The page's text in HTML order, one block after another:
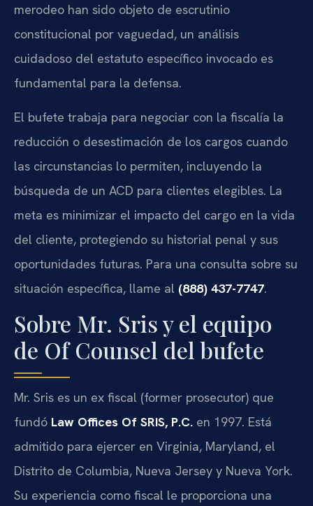
merodeo han sido objeto de escrutinio
constitucional por vaguedad, un análisis
cuidadoso del estatuto específico invocado es
fundamental para la defensa.
El bufete trabaja para negociar con la fiscalía la
reducción o desestimación de los cargos cuando
las circunstancias lo permiten, incluyendo la
búsqueda de un ACD para clientes elegibles. La
meta es minimizar el impacto del cargo en la vida
del cliente, protegiendo su historial penal y sus
oportunidades futuras. Para una consulta sobre su
situación específica, llame al (888) 437-7747.
Sobre Mr. Sris y el equipo
de Of Counsel del bufete
Mr. Sris es un ex fiscal (former prosecutor) que
fundó Law Offices Of SRIS, P.C. en 1997. Está
admitido para ejercer en Virginia, Maryland, el
Distrito de Columbia, Nueva Jersey y Nueva York.
Su experiencia como fiscal le proporciona una